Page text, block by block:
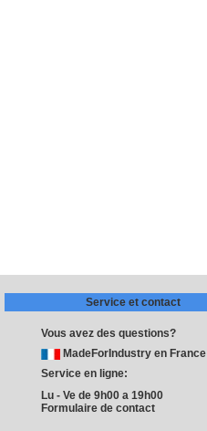
Service et contact
Vous avez des questions?
MadeForIndustry en France
Service en ligne:
Lu - Ve de 9h00 a 19h00
Formulaire de contact